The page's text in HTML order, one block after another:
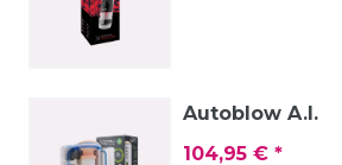
Autoblow A.I.
104,95 € *